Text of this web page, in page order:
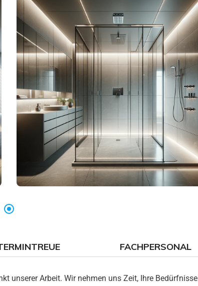
FACHPERSONAL
unserer Arbeit. Wir nehmen uns Zeit, Ihre Bedürfnisse